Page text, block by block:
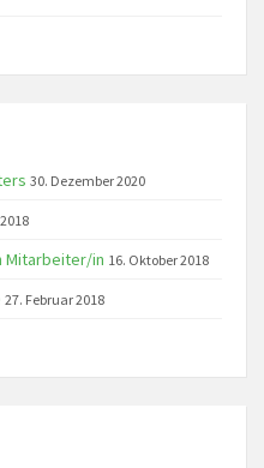
30. Dezember 2020
Mitarbeiter/in 16. Oktober 2018
27. Februar 2018